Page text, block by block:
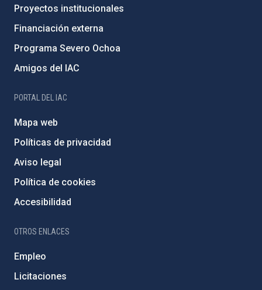
Proyectos institucionales
Financiación externa
Programa Severo Ochoa
Amigos del IAC
PORTAL DEL IAC
Mapa web
Políticas de privacidad
Aviso legal
Política de cookies
Accesibilidad
OTROS ENLACES
Empleo
Licitaciones